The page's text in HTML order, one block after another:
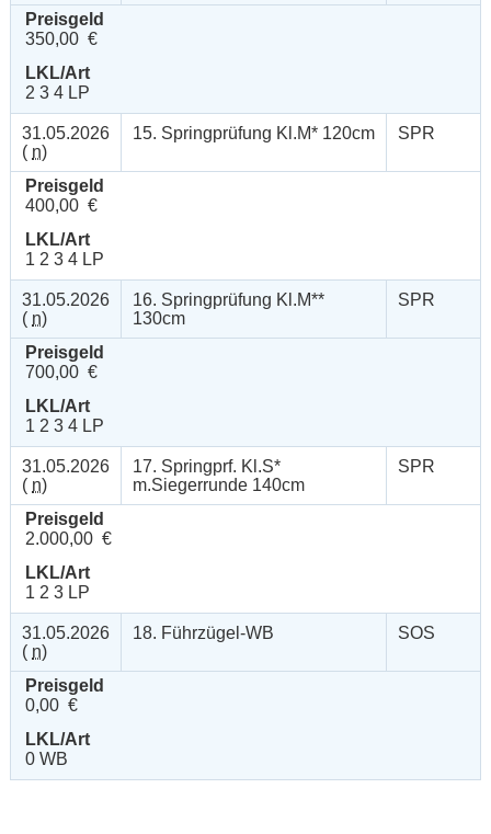
Preisgeld
350,00 €
LKL/Art
2 3 4 LP
31.05.2026
( n)
15. Springprüfung Kl.M* 120cm SPR
Preisgeld
400,00 €
LKL/Art
1 2 3 4 LP
31.05.2026
( n)
16. Springprüfung Kl.M**
130cm
SPR
Preisgeld
700,00 €
LKL/Art
1 2 3 4 LP
31.05.2026
( n)
17. Springprf. Kl.S*
m.Siegerrunde 140cm
SPR
Preisgeld
2.000,00 €
LKL/Art
1 2 3 LP
31.05.2026
( n)
18. Führzügel-WB SOS
Preisgeld
0,00 €
LKL/Art
0 WB